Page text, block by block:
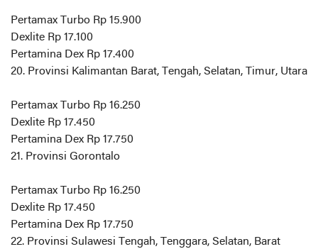
Pertamax Turbo Rp 15.900
Dexlite Rp 17.100
Pertamina Dex Rp 17.400
20. Provinsi Kalimantan Barat, Tengah, Selatan, Timur, Utara
Pertamax Turbo Rp 16.250
Dexlite Rp 17.450
Pertamina Dex Rp 17.750
21. Provinsi Gorontalo
Pertamax Turbo Rp 16.250
Dexlite Rp 17.450
Pertamina Dex Rp 17.750
22. Provinsi Sulawesi Tengah, Tenggara, Selatan, Barat